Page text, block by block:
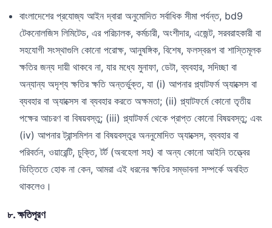
বাংলাদেশের প্রযোজ্য আইন দ্বারা অনুমোদিত সর্বাধিক সীমা পর্যন্ত, bd9
টেকনোলজিস লিমিটেড, এর পরিচালক, কর্মচারী, অংশীদার, এজেন্ট, সরবরাহকারী বা
সহযোগী সংস্থাগুলি কোনো পরোক্ষ, আনুষঙ্গিক, বিশেষ, ফলস্বরূপ বা শাস্তিমূলক
ক্ষতির জন্য দায়ী থাকবে না, যার মধ্যে মুনাফা, ডেটা, ব্যবহার, সদিচ্ছা বা
অন্যান্য অদৃশ্য ক্ষতির ক্ষতি অন্তর্ভুক্ত, যা (i) আপনার প্ল্যাটফর্ম অ্যাক্সেস বা
ব্যবহার বা অ্যাক্সেস বা ব্যবহার করতে অক্ষমতা; (ii) প্ল্যাটফর্মে কোনো তৃতীয়
পক্ষের আচরণ বা বিষয়বস্তু; (iii) প্ল্যাটফর্ম থেকে প্রাপ্ত কোনো বিষয়বস্তু; এবং
(iv) আপনার ট্রান্সমিশন বা বিষয়বস্তুর অননুমোদিত অ্যাক্সেস, ব্যবহার বা
পরিবর্তন, ওয়ারেন্টি, চুক্তি, টর্ট (অবহেলা সহ) বা অন্য কোনো আইনি তত্ত্বের
ভিত্তিতে হোক না কেন, আমরা এই ধরনের ক্ষতির সম্ভাবনা সম্পর্কে অবহিত
থাকলেও।
৮. ক্ষতিপূরণ